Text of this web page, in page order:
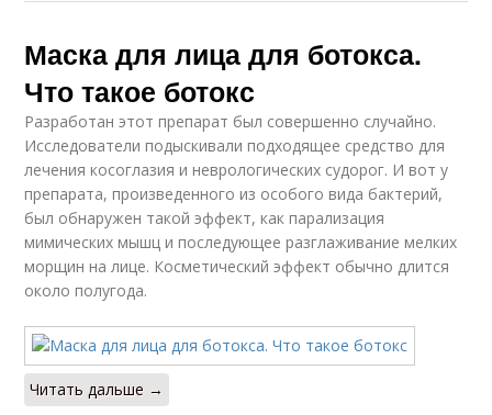
Маска для лица для ботокса.
Что такое ботокс
Разработан этот препарат был совершенно случайно.
Исследователи подыскивали подходящее средство для
лечения косоглазия и неврологических судорог. И вот у
препарата, произведенного из особого вида бактерий,
был обнаружен такой эффект, как парализация
мимических мышц и последующее разглаживание мелких
морщин на лице. Косметический эффект обычно длится
около полугода.
Читать дальше →